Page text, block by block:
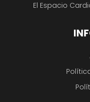
El Espacio